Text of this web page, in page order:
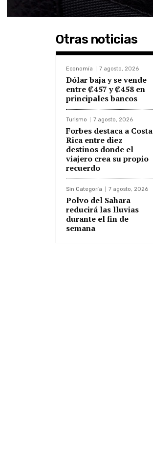
Otras noticias
Economía 7 agosto, 2026
Dólar baja y se vende
entre ₡457 y ₡458 en
principales bancos
Turismo 7 agosto, 2026
Forbes destaca a Costa
Rica entre diez
destinos donde el
viajero crea su propio
recuerdo
Sin Categoría 7 agosto, 2026
Polvo del Sahara
reducirá las lluvias
durante el fin de
semana